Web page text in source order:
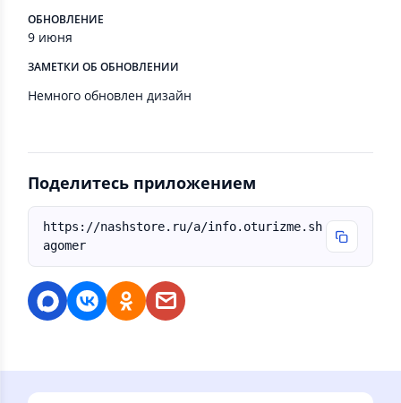
ОБНОВЛЕНИЕ
9 июня
ЗАМЕТКИ ОБ ОБНОВЛЕНИИ
Немного обновлен дизайн
Поделитесь приложением
https://nashstore.ru/a/info.oturizme.sh
agomer